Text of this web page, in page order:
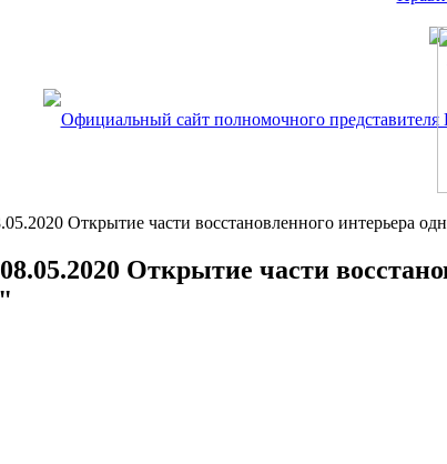
Открытие части восстановленного интерьера
Открытие части